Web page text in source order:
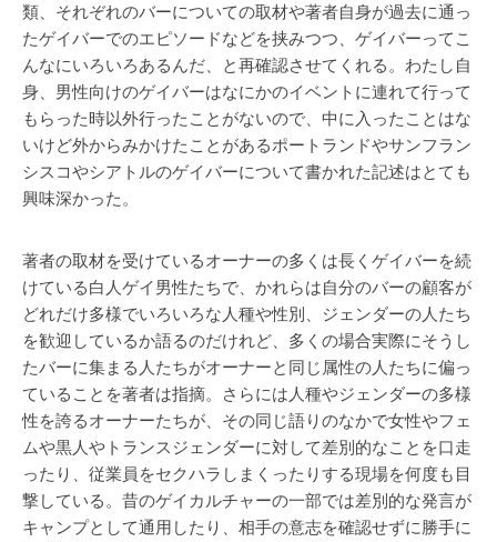
類、それぞれのバーについての取材や著者自身が過去に通っ
たゲイバーでのエピソードなどを挟みつつ、ゲイバーってこ
んなにいろいろあるんだ、と再確認させてくれる。わたし自
身、男性向けのゲイバーはなにかのイベントに連れて行って
もらった時以外行ったことがないので、中に入ったことはな
いけど外からみかけたことがあるポートランドやサンフラン
シスコやシアトルのゲイバーについて書かれた記述はとても
興味深かった。
著者の取材を受けているオーナーの多くは長くゲイバーを続
けている白人ゲイ男性たちで、かれらは自分のバーの顧客が
どれだけ多様でいろいろな人種や性別、ジェンダーの人たち
を歓迎しているか語るのだけれど、多くの場合実際にそうし
たバーに集まる人たちがオーナーと同じ属性の人たちに偏っ
ていることを著者は指摘。さらには人種やジェンダーの多様
性を誇るオーナーたちが、その同じ語りのなかで女性やフェ
ムや黒人やトランスジェンダーに対して差別的なことを口走
ったり、従業員をセクハラしまくったりする現場を何度も目
撃している。昔のゲイカルチャーの一部では差別的な発言が
キャンプとして通用したり、相手の意志を確認せずに勝手に